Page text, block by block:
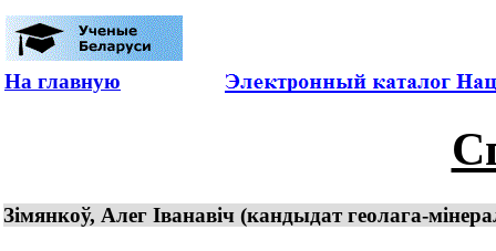
На главную
Зімянкоў, Алег Іванавіч (кандыдат геолага-